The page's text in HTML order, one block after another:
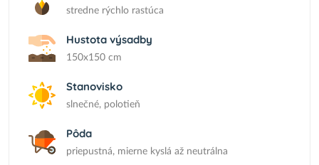
stredne rýchlo rastúca
Hustota výsadby
150x150 cm
Stanovisko
slnečné, polotieň
Pôda
priepustná, mierne kyslá až neutrálna